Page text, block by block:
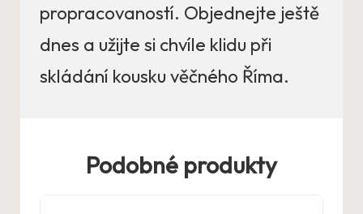
propracovaností. Objednejte ještě
dnes a užijte si chvíle klidu při
skládání kousku věčného Říma.
Podobné produkty